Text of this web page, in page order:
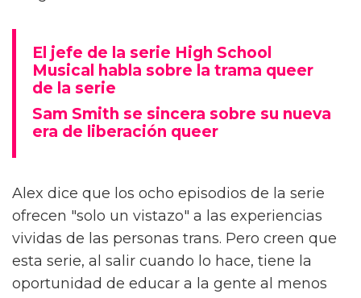
La serie, basada en las memorias de la
periodista trans Paris Lees, se centra en Byron
(Ellis Howard) mientras crece en Nottingham
a principios de los 2000. Al aventurarse en su
primer espacio queer, Byron comienza un
viaje de autodescubrimiento y
autodestrucción descrito como "divertido y
desgarrador".
El jefe de la serie High School
Musical habla sobre la trama queer
de la serie